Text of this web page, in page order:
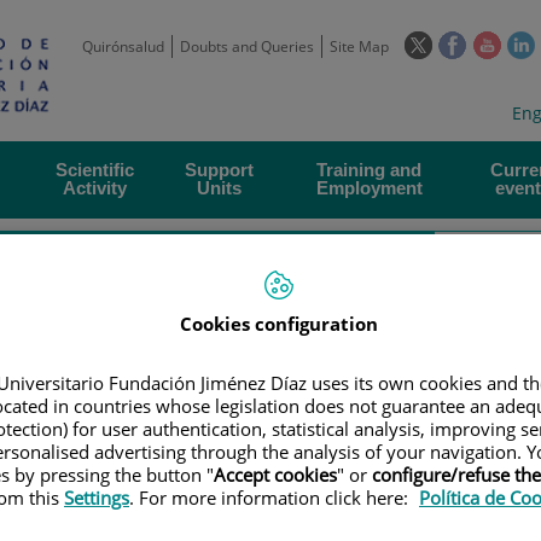
Quirónsalud Doubts and Queries Site Map
This
in
up
This
in
pop-
up
This
open
in
a
pop-
up
Scientific
Activity
Support
Units
Training and
Employment
| EMPLOYMENT OFFERS |
CONVOCATORIA PARA CONTRATO
para contrato asociado a la
Cookies configuration
Fundación Jiménez Díaz uses its own cookies and
in countries whose legislation does not guarantee an
for user authentication, statistical analysis, improving
advertising through the analysis of your navigation.
by pressing the button "Accept cookies" or configure/refuse
thisSettings. For more information click here: Política de